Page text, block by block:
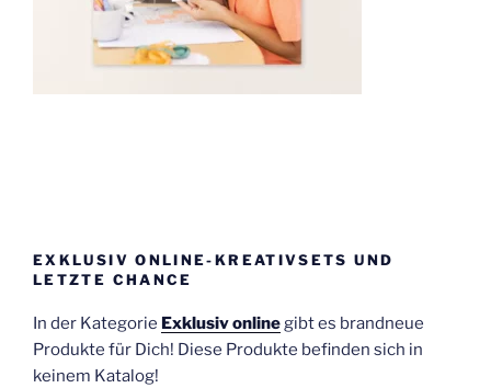
EXKLUSIV ONLINE-KREATIVSETS UND
LETZTE CHANCE
In der Kategorie Exklusiv onlinegibt es brandneue
Produkte für Dich! Diese Produkte befinden sich in
keinem Katalog!